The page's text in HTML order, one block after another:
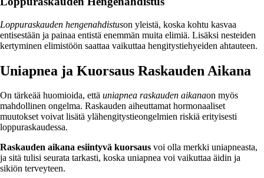
Loppuraskauden hengenahdistuson yleistä, koska kohtu kasvaa
entisestään ja painaa entistä enemmän muita elimiä. Lisäksi nesteiden
kertyminen elimistöön saattaa vaikuttaa hengitystiehyeiden ahtauteen.
Uniapnea ja Kuorsaus Raskauden Aikana
On tärkeää huomioida, että uniapnea raskauden aikanaon myös
mahdollinen ongelma. Raskauden aiheuttamat hormonaaliset
muutokset voivat lisätä ylähengitystieongelmien riskiä erityisesti
loppuraskaudessa.
Raskauden aikana esiintyvä kuorsaus voi olla merkki uniapneasta,
ja sitä tulisi seurata tarkasti, koska uniapnea voi vaikuttaa äidin ja
sikiön terveyteen.